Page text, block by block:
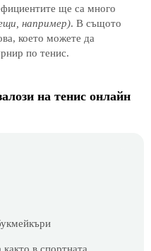
ще са много
например). В същото
което можете да
по тенис.
на тенис онлайн
в спортната